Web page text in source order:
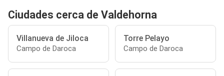
Ciudades cerca de Valdehorna
Villanueva de Jiloca
Campo de Daroca
Torre Pelayo
Campo de Daroca